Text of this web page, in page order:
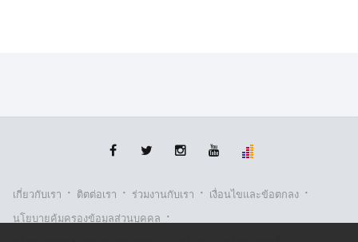
เกี่ยวกับเรา · ติตต่อเรา · ร่วมงานกับเรา · เงื่อนไขและข้อตกลง ·
นโยบายคุ้มครองข้อมูลส่วนบุคคล ·